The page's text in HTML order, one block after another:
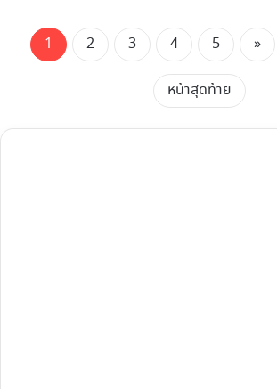
1 2 3 4 5 »
หน้าสุดท้าย